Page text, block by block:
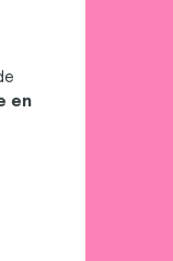
en